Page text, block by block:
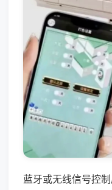
蓝牙或无线信号控